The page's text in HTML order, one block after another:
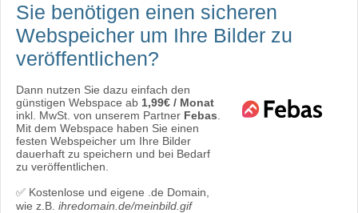
Sie benötigen einen sicheren
Webspeicher um Ihre Bilder zu
veröffentlichen?
Dann nutzen Sie dazu einfach den
günstigen Webspace ab 1,99€ / Monat
inkl. MwSt. von unserem Partner Febas
Mit dem Webspace haben Sie einen
festen Webspeicher um Ihre Bilder
dauerhaft zu speichern und bei Bedarf
zu veröffentlichen.
✅ Kostenlose und eigene .de Domain,
wie z.B. ihredomain.de/meinbild.gif